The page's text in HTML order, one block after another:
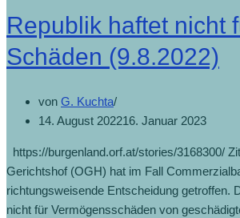
Republik haftet nicht
Schäden (9.8.2022)
von G. Kuchta
14. August 202216. Januar 2023
https://burgenland.orf.at/stories/3168300/
Gerichtshof (OGH) hat im Fall
richtungsweisende Entscheidung getroffen.
nicht für Vermögensschäden von